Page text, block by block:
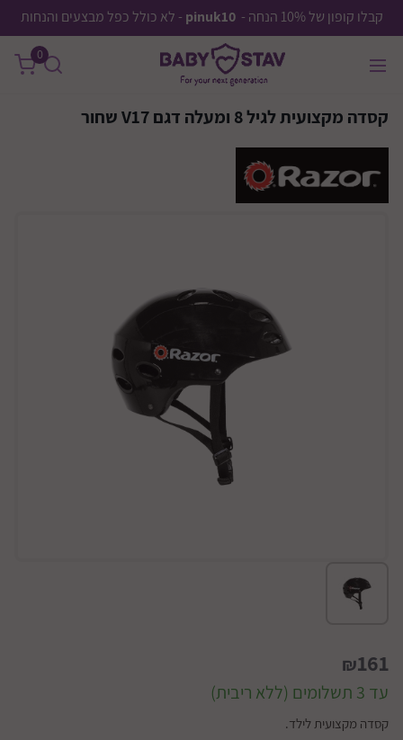
קבלו קופון של 10% הנחה - pinuk10 - לא כולל כפל מבצעים והנחות
0
קסדה מקצועית לגיל 8 ומעלה דגם V17 שחור
₪161
עד 3 תשלומים (ללא ריבית)
קסדה מקצועית לילד.